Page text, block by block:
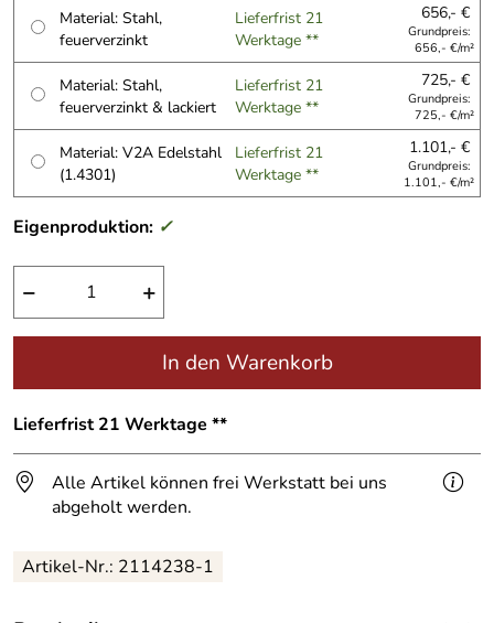
Material: Stahl,
feuerverzinkt
Lieferfrist 21
Werktage **
656,- €
Grundpreis:
656,- €/m²
Material: Stahl,
feuerverzinkt & lackiert
Lieferfrist 21
Werktage **
725,- €
Grundpreis:
725,- €/m²
Material: V2A Edelstahl
(1.4301)
Lieferfrist 21
Werktage **
1.101,- €
Grundpreis:
1.101,- €/m²
Eigenproduktion: ✓
− +
In den Warenkorb
Lieferfrist 21 Werktage **
Alle Artikel können frei Werkstatt bei uns
abgeholt werden.
Artikel-Nr.: 2114238-1